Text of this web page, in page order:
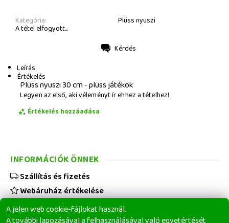
Kategória: Plüss nyuszi
A tétel elfogyott...
Kérdés
Leírás
Értékelés
Plüss nyuszi 30 cm - plüss játékok
Legyen az első, aki véleményt ír ehhez a tételhez!
Értékelés hozzáadása
A jelen web cookie-fájlokat használ.
INFORMÁCIÓK ÖNNEK
Szállítás és fizetés
Webáruház értékelése
Viszonteladóknak
Üzleti feltételek